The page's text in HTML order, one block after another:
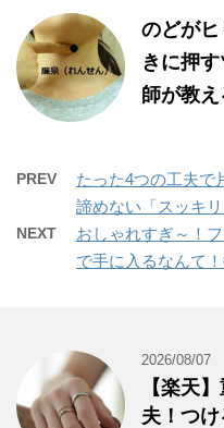
のどが
きに押
師が教え
PREV
たった4つの工夫で
諦めない「スッキリ
NEXT
おしゃれすぎ～！
で手に入るなんて
2026/08/07
【楽天
夫！つ